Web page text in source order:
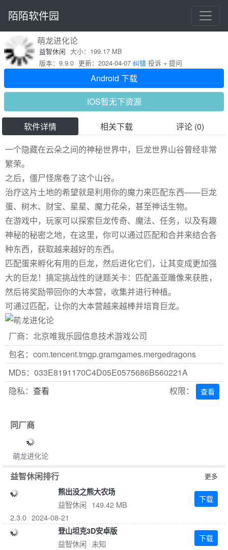
陌陌软件园
萌龙进化论
益智休闲 大小：199.17 MB
版本：9.9.0 更新：2024-04-07 纠错投诉 + 提问
Android 下载
IOS暂无下资源
软件详情 相关下载
评论 (0)
一个隐藏在云朵之间的神秘世界中，巨龙世界山谷曾经非常
繁荣。
之后，僵尸怪席卷了这个山谷。
治疗这片土地的希望就是利用你的魔力来匹配东西——巨龙
蛋、树木、财宝、星星、魔力花朵，甚至神话生物。
在游戏中，玩家可以探索巨龙传奇、魔法、任务，以及有趣
神秘的秘密之地，在这里，你可以通过匹配和合并来结合各
种东西，获取越来越好的东西。
匹配蛋来孵化有用的巨龙，然后进化它们，让其变成更加强
大的巨龙！搞定挑战性的谜题关卡：匹配盖亚雕像来获胜，
然后将奖励带回你的大本营，收集并进行种植。
可通过匹配，让你的大本营越来越棒并培育巨龙。
Previous
厂商：北京唯我乐园信息技术游戏公司
包名：com.tencent.tmgp.gramgames.mergedragons
MD5：033E8191170C4D05E0575686B560221A
隐私：查看 权限： 查看
同厂商
萌龙进化论
益智休闲排行 更多
熊出没之熊大农场
益智休闲 149.42 MB
2.3.0 2024-08-21
下载
登山坦克3D安卓版
益智休闲 未知
下载